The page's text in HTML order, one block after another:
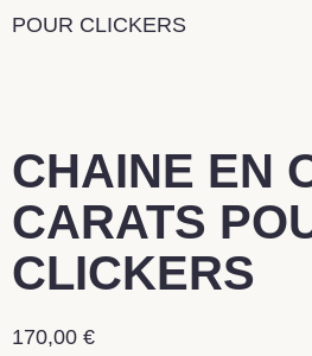
POUR CLICKERS
CHAINE EN
CARATS
CLICKERS
170,00 €